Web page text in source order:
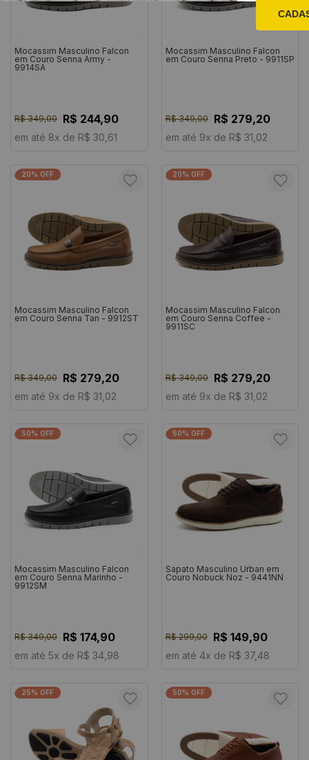
Mocassim Masculino Falcon
em Couro Senna Army -
9914SA
R$ 349,00 R$ 244,90
em até 8x de R$ 30,61
Mocassim Masculino Falcon
em Couro Senna Preto - 9911SP
R$ 349,00 R$ 279,20
em até 9x de R$ 31,02
20% OFF
Mocassim Masculino Falcon
em Couro Senna Tan - 9912ST
R$ 349,00 R$ 279,20
em até 9x de R$ 31,02
20% OFF
Mocassim Masculino Falcon
em Couro Senna Coffee -
9911SC
R$ 349,00 R$ 279,20
em até 9x de R$ 31,02
50% OFF
Mocassim Masculino Falcon
em Couro Senna Marinho -
9912SM
R$ 349,00 R$ 174,90
em até 5x de R$ 34,98
50% OFF
Sapato Masculino Urban em
Couro Nobuck Noz - 9441NN
R$ 299,00 R$ 149,90
em até 4x de R$ 37,48
25% OFF 50% OFF